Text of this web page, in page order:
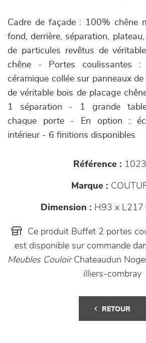
Cadre de façade : 100% chêne
fond, derrière, séparation,
de particules revêtus de
chêne - Portes coulissantes :
céramique collée sur panneaux
de véritable bois de placage
1 séparation - 1 grande
chaque porte - En option :
intérieur - 6 finitions disponibles
Référence :
Marque :
Dimension : H93 x L217
Ce produit Buffet 2 portes
est disponible sur commande
Meubles CouloirChateaudun
illiers-combray
RETOUR